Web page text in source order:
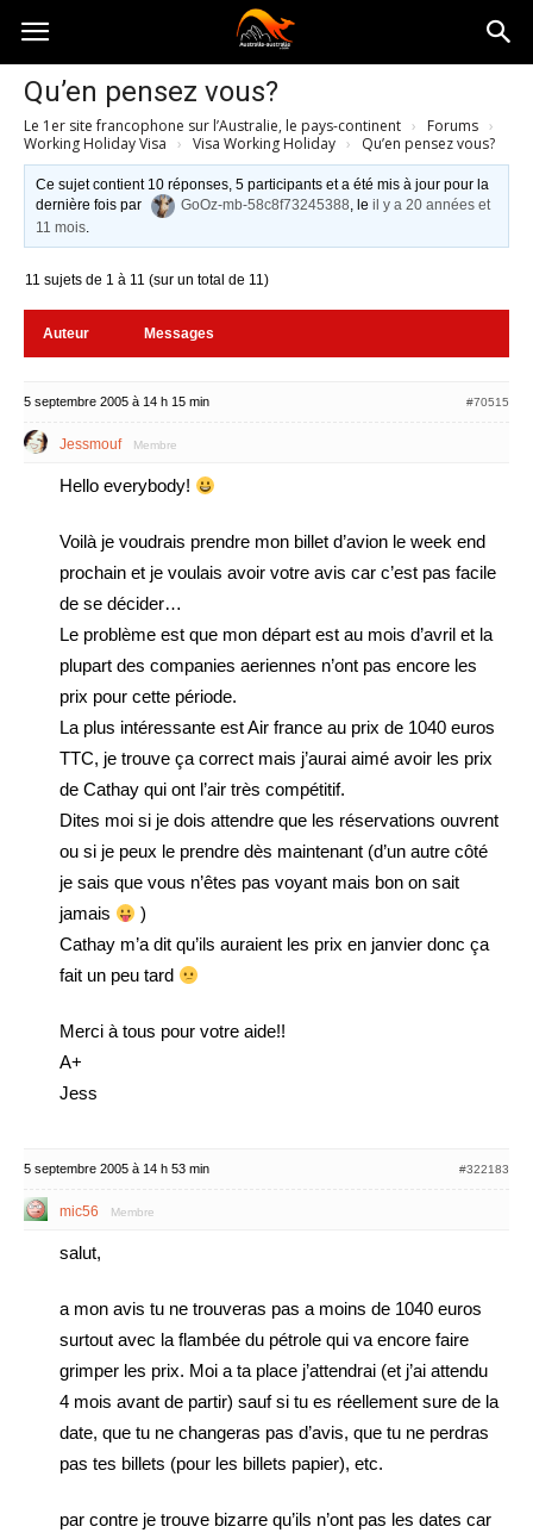
Australia-
australie.com
Qu’en pensez vous?
Le 1er site francophone sur l’Australie, le pays-continent › Forums ›
Working Holiday Visa › Visa Working Holiday › Qu’en pensez vous?
Ce sujet contient 10 réponses, 5 participants et a été mis à jour pour la
dernière fois par
GoOz-mb-58c8f73245388, leil y a 20 années et
11 mois.
11 sujets de 1 à 11 (sur un total de 11)
Auteur Messages
5 septembre 2005 à 14 h 15 min #70515
Jessmouf Membre
Hello everybody!
Voilà je voudrais prendre mon billet d’avion le week end
prochain et je voulais avoir votre avis car c’est pas facile
de se décider…
Le problème est que mon départ est au mois d’avril et la
plupart des companies aeriennes n’ont pas encore les
prix pour cette période.
La plus intéressante est Air france au prix de 1040 euros
TTC, je trouve ça correct mais j’aurai aimé avoir les prix
de Cathay qui ont l’air très compétitif.
Dites moi si je dois attendre que les réservations ouvrent
ou si je peux le prendre dès maintenant (d’un autre côté
je sais que vous n’êtes pas voyant mais bon on sait
jamais
)
Cathay m’a dit qu’ils auraient les prix en janvier donc ça
fait un peu tard
Merci à tous pour votre aide!!
A+
Jess
5 septembre 2005 à 14 h 53 min #322183
mic56 Membre
salut,
a mon avis tu ne trouveras pas a moins de 1040 euros
surtout avec la flambée du pétrole qui va encore faire
grimper les prix. Moi a ta place j’attendrai (et j’ai attendu
4 mois avant de partir) sauf si tu es réellement sure de la
date, que tu ne changeras pas d’avis, que tu ne perdras
pas tes billets (pour les billets papier), etc.
par contre je trouve bizarre qu’ils n’ont pas les dates car